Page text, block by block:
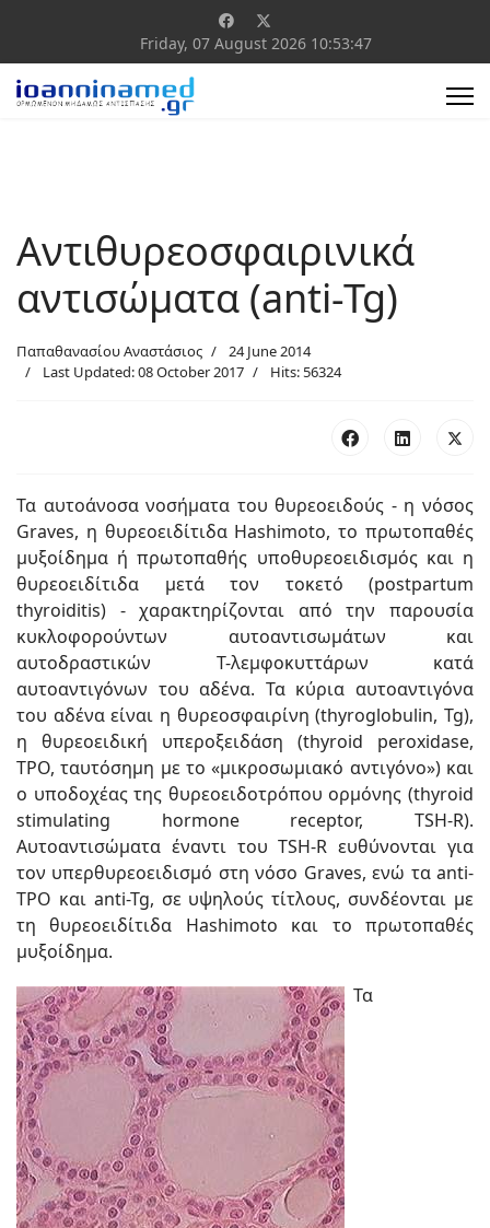
Friday, 07 August 2026 10:53:48
Αντιθυρεοσφαιρινικά
αντισώματα (anti-Tg)
Παπαθανασίου Αναστάσιος
24 June 2014
Last Updated: 08 October 2017
Hits: 56324
Τα αυτοάνοσα νοσήματα του θυρεοειδούς - η νόσος
Graves, η θυρεοειδίτιδα Hashimoto, το πρωτοπαθές
μυξοίδημα ή πρωτοπαθής υποθυρεοειδισμός και η
θυρεοειδίτιδα μετά τον τοκετό (postpartum
thyroiditis) - χαρακτηρίζονται από την παρουσία
κυκλοφορούντων αυτοαντισωμάτων και
αυτοδραστικών Τ-λεμφοκυττάρων κατά
αυτοαντιγόνων του αδένα. Τα κύρια αυτοαντιγόνα
του αδένα είναι η θυρεοσφαιρίνη (thyroglobulin, Tg),
η θυρεοειδική υπεροξειδάση (thyroid peroxidase,
TPO, ταυτόσημη με το «μικροσωμιακό αντιγόνο») και
ο υποδοχέας της θυρεοειδοτρόπου ορμόνης (thyroid
stimulating hormone receptor, TSH-R).
Αυτοαντισώματα έναντι του TSH-R ευθύνονται για
τον υπερθυρεοειδισμό στη νόσο Graves, ενώ τα anti-
ΤΡΟ και anti-Tg, σε υψηλούς τίτλους, συνδέονται με
τη θυρεοειδίτιδα Hashimoto και το πρωτοπαθές
μυξοίδημα.
Τα